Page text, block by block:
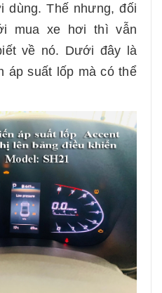
dùng. Thế nhưng, đối
mua xe hơi thì vẫn
về nó. Dưới đây là
áp suất lốp mà có thể